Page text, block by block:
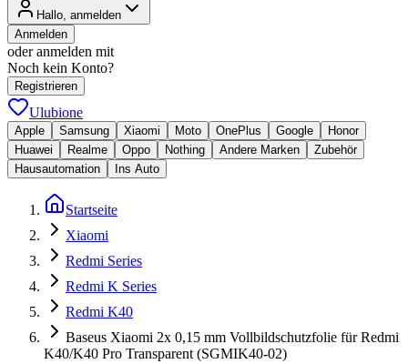
Hallo, anmelden
Anmelden
oder anmelden mit
Noch kein Konto?
Registrieren
Ulubione
Apple Samsung Xiaomi Moto OnePlus Google
Honor
Huawei
Realme Oppo Nothing Andere Marken
Zubehör
Hausautomation
Ins Auto
Startseite
Xiaomi
Redmi Series
Redmi K Series
Redmi K40
Baseus Xiaomi 2x 0,15 mm Vollbildschutzfolie für Redmi
K40/K40 Pro Transparent (SGMIK40-02)